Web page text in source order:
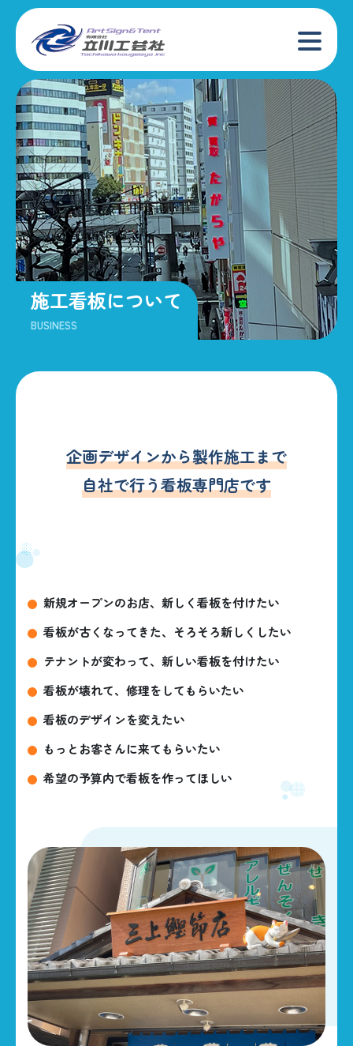
施工看板について
BUSINESS
企画デザインから製作施工まで
自社で行う看板専門店です
新規オープンのお店、新しく看板を付けたい
看板が古くなってきた、そろそろ新しくしたい
テナントが変わって、新しい看板を付けたい
看板が壊れて、修理をしてもらいたい
看板のデザインを変えたい
もっとお客さんに来てもらいたい
希望の予算内で看板を作ってほしい